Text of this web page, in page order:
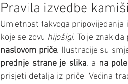
Pravila izvedbe
Umjetnost takvoga pripovijedanja
koje se zovu hijošigi. To je znak
naslovom priče. Ilustracije su
prednje strane je slika, a na
prisjeti detalja iz priče. Većina